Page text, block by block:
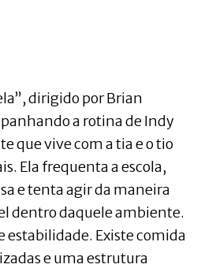
dirigido por Brian
a rotina de Indy
que vive com a tia e o tio
Ela frequenta a escola,
e tenta agir da maneira
dentro daquele ambiente.
estabilidade. Existe comida
e uma estrutura